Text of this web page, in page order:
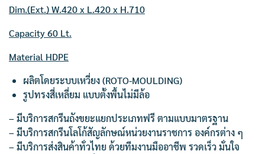
Dim.(Ext.) W.420 x L.420 x H.710
Capacity 60 Lt.
Material HDPE
ผลิตโดยระบบเหวี่ยง (ROTO-MOULDING)
รูปทรงสี่เหลี่ยม แบบตั้งพื้นไม่มีล้อ
– มีบริการสกรีนถังขยะแยกประเภทฟรี ตามแบบมาตรฐาน
– มีบริการสกรีนโลโก้สัญลักษณ์หน่วยงานราชการ องค์กรต่าง ๆ
– มีบริการส่งสินค้าทั่วไทย ด้วยทีมงานมืออาชีพ รวดเร็ว มั่นใจ